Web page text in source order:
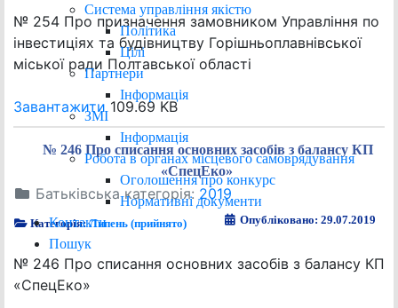
Система управління якістю
Політика
Цілі
Партнери
Інформація
ЗМІ
Інформація
Робота в органах місцевого самоврядування
Оголошення про конкурс
Нормативні документи
Контакти
Пошук
№ 254 Про призначення замовником Управління по
інвестиціях та будівництву Горішньоплавнівської
міської ради Полтавської області
Завантажити109.69 KB
№ 246 Про списання основних засобів з балансу КП
«СпецЕко»
Батьківська категорія: 2019
Категорія:Липень (прийнято) Опубліковано: 29.07.2019
№ 246 Про списання основних засобів з балансу КП
«СпецЕко»